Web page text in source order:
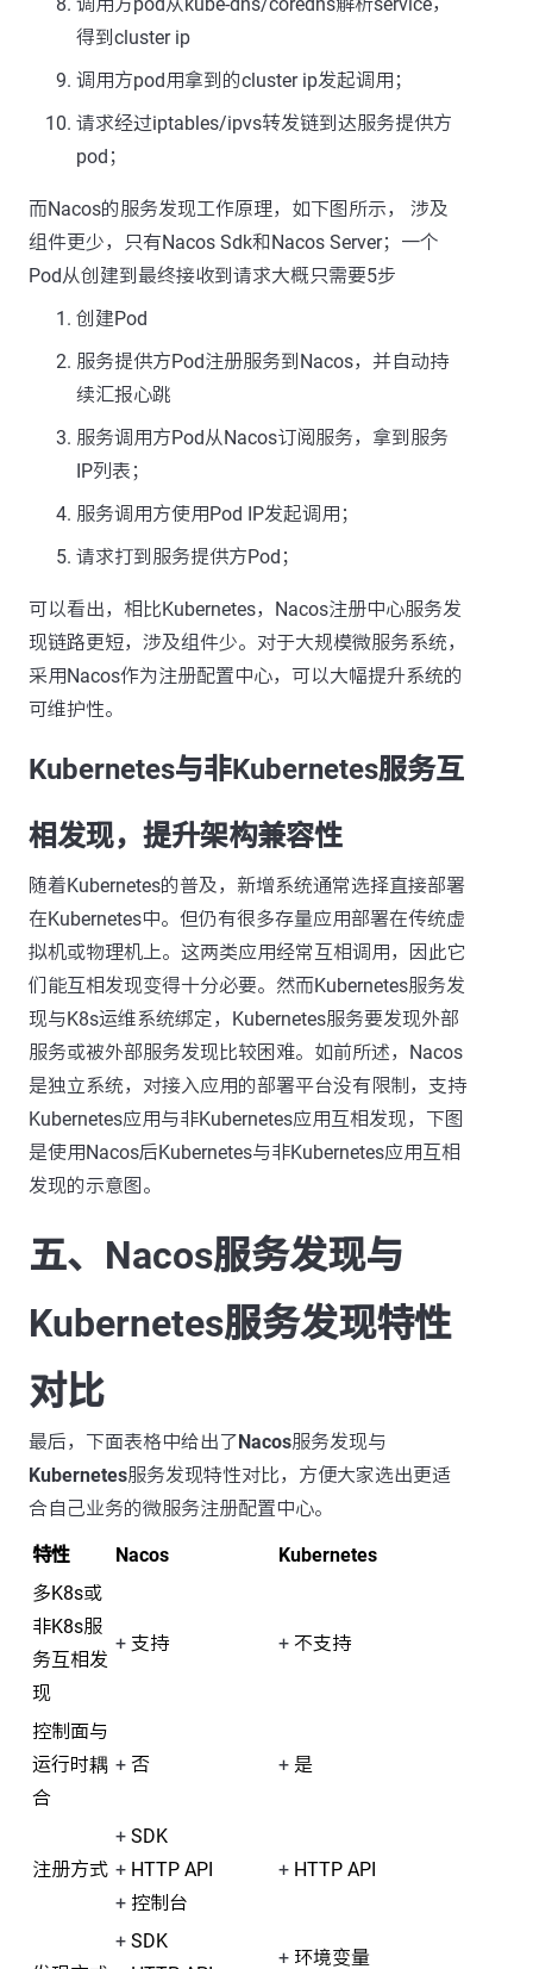
得到cluster ip
调用方pod用拿到的cluster ip发起调用；
请求经过iptables/ipvs转发链到达服务提供方
pod；
而Nacos的服务发现工作原理，如下图所示， 涉及
组件更少，只有Nacos Sdk和Nacos Server；一个
Pod从创建到最终接收到请求大概只需要5步
创建Pod
服务提供方Pod注册服务到Nacos，并自动持
续汇报心跳
服务调用方Pod从Nacos订阅服务，拿到服务
IP列表；
服务调用方使用Pod IP发起调用；
请求打到服务提供方Pod；
可以看出，相比Kubernetes，Nacos注册中心服务发
现链路更短，涉及组件少。对于大规模微服务系统，
采用Nacos作为注册配置中心，可以大幅提升系统的
可维护性。
Kubernetes与非Kubernetes服务互
相发现，提升架构兼容性
随着Kubernetes的普及，新增系统通常选择直接部署
在Kubernetes中。但仍有很多存量应用部署在传统虚
拟机或物理机上。这两类应用经常互相调用，因此它
们能互相发现变得十分必要。然而Kubernetes服务发
现与K8s运维系统绑定，Kubernetes服务要发现外部
服务或被外部服务发现比较困难。如前所述，Nacos
是独立系统，对接入应用的部署平台没有限制，支持
Kubernetes应用与非Kubernetes应用互相发现，下图
是使用Nacos后Kubernetes与非Kubernetes应用互相
发现的示意图。
五、Nacos服务发现与
Kubernetes服务发现特性
对比
最后，下面表格中给出了Nacos服务发现与
Kubernetes服务发现特性对比，方便大家选出更适
合自己业务的微服务注册配置中心。
特性 Nacos
Kubernetes
多K8s或
非K8s服
务互相发
现
+ 支持 + 不支持
控制面与
运行时耦
合
+ 否 + 是
注册方式
+ SDK
+ HTTP API
+ 控制台
+ HTTP API
+ SDK
+ 环境变量